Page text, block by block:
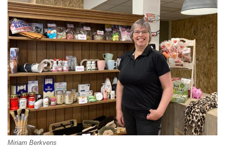
Miriam Berkvens